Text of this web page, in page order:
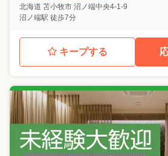
北海道 苫小牧市 沼ノ端中央4-1-9
沼ノ端駅 徒歩7分
キープする